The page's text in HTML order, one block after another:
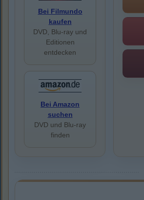
Bei Filmundo
kaufen
DVD, Blu-ray und
Editionen
entdecken
Bei Amazon
suchen
DVD und Blu-ray
finden